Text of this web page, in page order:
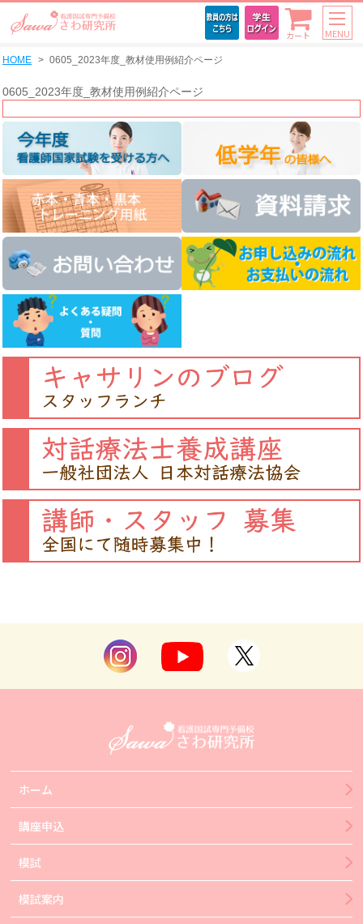
カート MENU
HOME 0605_2023年度_教材使用例紹介ページ
0605_2023年度_教材使用例紹介ページ
ホーム
講座申込
模試
模試案内